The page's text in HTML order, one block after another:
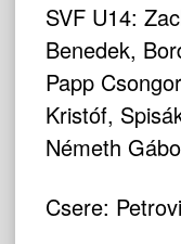
SVF U14:
Benedek,
Papp
Kristóf,
Németh
Csere: